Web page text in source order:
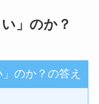
」のか？
のか？の答え